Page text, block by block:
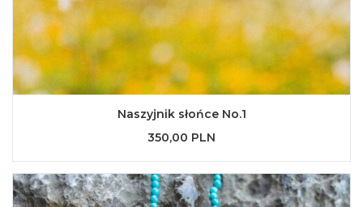
Naszyjnik słońce No.1
350,00 PLN